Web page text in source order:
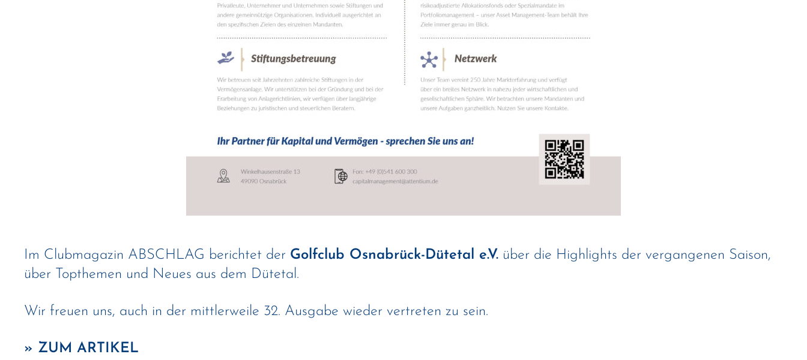
Im Clubmagazin ABSCHLAG berichtet der Golfclub Osnabrück-Dütetal e.V. über die Highlights der vergangenen Saison,
über Topthemen und Neues aus dem Dütetal.
Wir freuen uns, auch in der mittlerweile 32. Ausgabe wieder vertreten zu sein.
» ZUM ARTIKEL